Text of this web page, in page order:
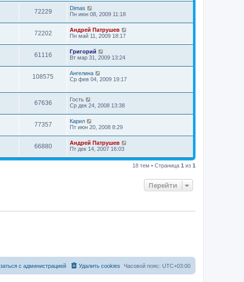
72229
Dimas
Пн июн 08, 2009 11:18
72202
Андрей Патрушев
Пн май 11, 2009 18:17
61116
Григорий
Вт мар 31, 2009 13:24
108575
Ангелина
Ср фев 04, 2009 19:17
67636
Гость
Ср дек 24, 2008 13:38
77357
Карил
Пт июн 20, 2008 8:29
66880
Андрей Патрушев
Пт дек 14, 2007 16:03
18 тем • Страница 1 из 1
Перейти
Часовой пояс: UTC+03:00
Удалить cookies
с администрацией